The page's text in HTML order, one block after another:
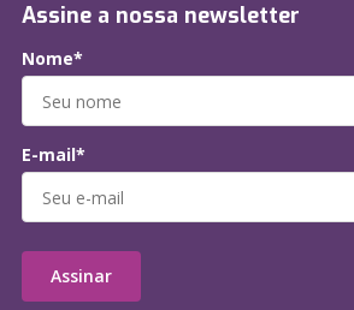
Assine a nossa newsletter
Nome*
E-mail*
Assinar